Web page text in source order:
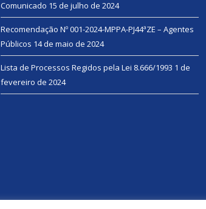
Comunicado 15 de julho de 2024
Recomendação Nº 001-2024-MPPA-PJ44ªZE – Agentes
Públicos 14 de maio de 2024
Lista de Processos Regidos pela Lei 8.666/1993 1 de
fevereiro de 2024